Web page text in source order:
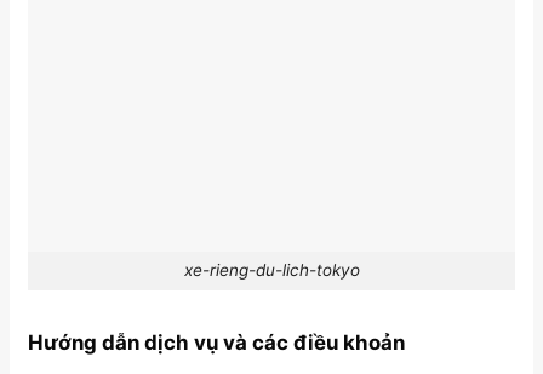
xe-rieng-du-lich-tokyo
Hướng dẫn dịch vụ và các điều khoản